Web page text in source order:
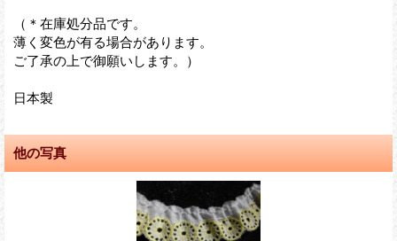
（＊在庫処分品です。
薄く変色が有る場合があります。
ご了承の上で御願いします。）
日本製
他の写真